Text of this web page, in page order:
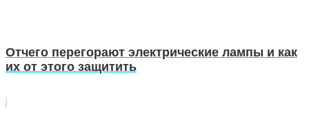
Отчего перегорают электрические лампы и как
их от этого защитить